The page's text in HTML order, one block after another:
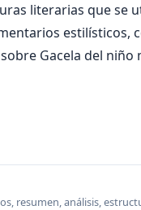
literarias que se
estilísticos,
Gacela del niño
resumen, análisis,